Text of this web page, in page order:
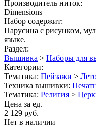
Производитель ниток:
Dimensions
Набор содержит:
Парусина с рисунком,
языке.
Раздел:
Вышивка > Наборы для
Категории:
Тематика: Пейзажи >
Техника вышивки:
Тематика: Религия >
Цена за ед.
2 129 руб.
Нет в наличии